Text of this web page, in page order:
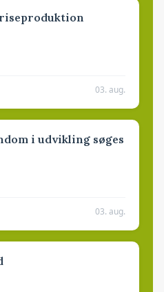
03. aug.
i udvikling søges
03. aug.